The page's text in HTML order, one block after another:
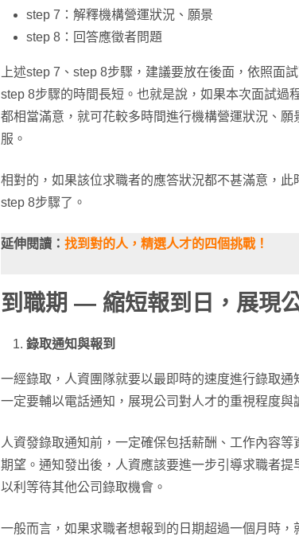
step 7：解釋機構營運狀況、願景
step 8：回答應徵者問題
上述step 7、step 8步驟，建議要放在後面，依照面
step 8步驟的時間長短。也就是說，如果本次面試過
都相當滿意，就可花較多時間進行機構營運狀況、
服。
相對的，如果該位求職者的應答狀況都不甚滿意，此
step 8步驟了。
延伸閱讀： 找到對的人，精選人才的四個挑戰！
到職期 — 縮短報到日，展現
錄取通知與報到
一經錄取，人資團隊就要以最即時的速度進行錄取
一定要輔以電話通知，展現公司對人才的重視程度與
人資發錄取通知前，一定確保包括薪酬、工作內容
期望。通知發出後，人資應該要進一步引導求職者提
以利等待其他公司錄取機會。
一般而言，如果求職者想報到的日期超過一個月時